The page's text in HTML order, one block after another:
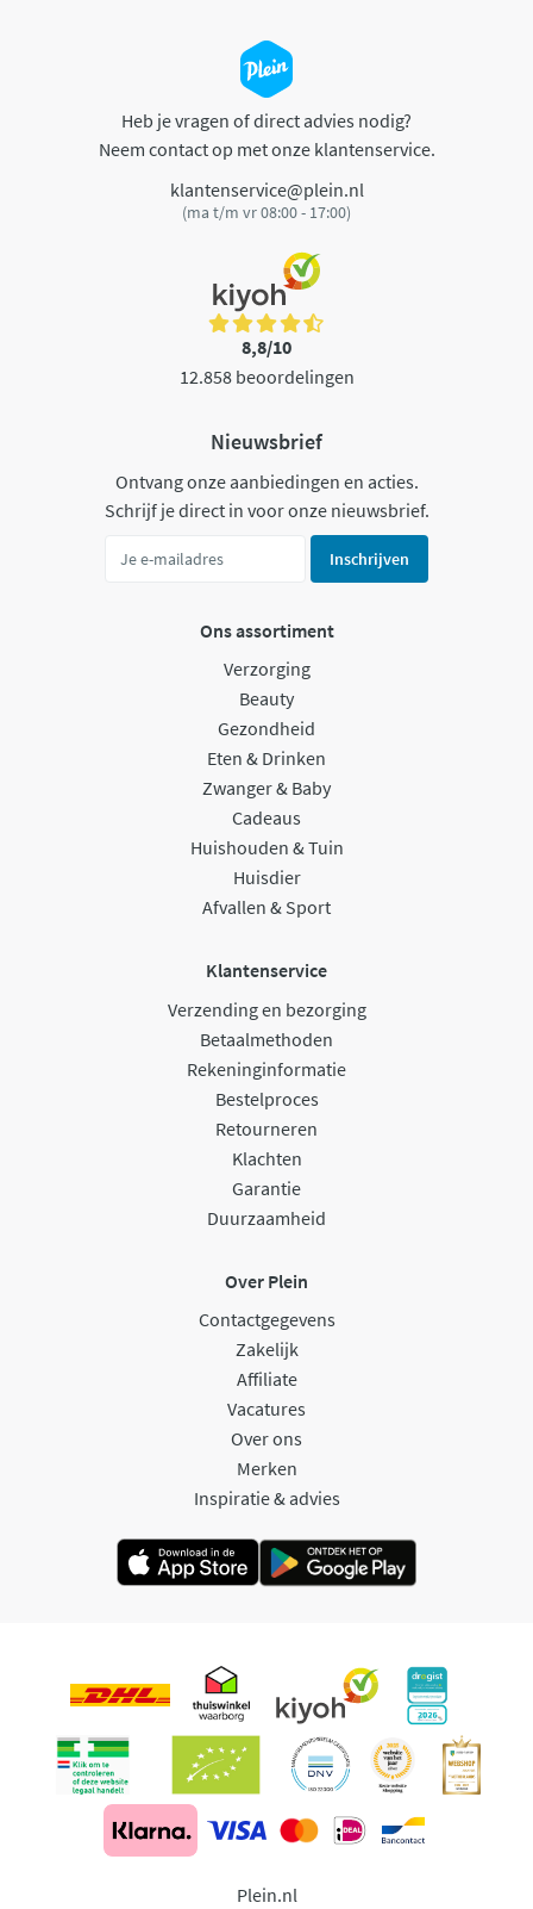
Heb je vragen of direct advies nodig?
Neem contact op met onze klantenservice.
klantenservice@plein.nl
(ma t/m vr 08:00 - 17:00)
8,8/10
12.858 beoordelingen
Nieuwsbrief
Ontvang onze aanbiedingen en acties.
Schrijf je direct in voor onze nieuwsbrief.
Inschrijven
Ons assortiment
Verzorging
Beauty
Gezondheid
Eten & Drinken
Zwanger & Baby
Cadeaus
Huishouden & Tuin
Huisdier
Afvallen & Sport
Klantenservice
Verzending en bezorging
Betaalmethoden
Rekeninginformatie
Bestelproces
Retourneren
Klachten
Garantie
Duurzaamheid
Over Plein
Contactgegevens
Zakelijk
Affiliate
Vacatures
Over ons
Merken
Inspiratie & advies
Plein.nl